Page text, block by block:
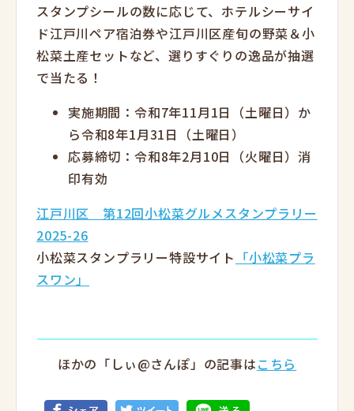
スタンプシールの数に応じて、ホテルシーサイ
ド江戸川ペア宿泊券や江戸川区産旬の野菜＆小
松菜土産セットなど、選りすぐりの逸品が抽選
で当たる！
実施期間：令和7年11月1日（土曜日）か
ら令和8年1月31日（土曜日）
応募締切：令和8年2月10日（火曜日）消
印有効
江戸川区 第12回小松菜グルメスタンプラリー
2025-26
小松菜スタンプラリー特設サイト 「小松菜プラ
スワン」
ほかの「しぃ@さんぽ」の記事はこちら